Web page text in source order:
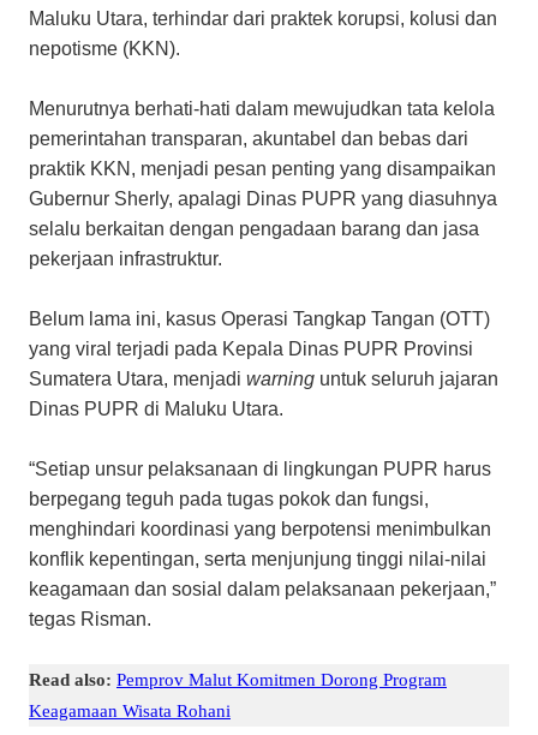
Maluku Utara, terhindar dari praktek korupsi, kolusi dan
nepotisme (KKN).
Menurutnya berhati-hati dalam mewujudkan tata kelola
pemerintahan transparan, akuntabel dan bebas dari
praktik KKN, menjadi pesan penting yang disampaikan
Gubernur Sherly, apalagi Dinas PUPR yang diasuhnya
selalu berkaitan dengan pengadaan barang dan jasa
pekerjaan infrastruktur.
Belum lama ini, kasus Operasi Tangkap Tangan (OTT)
yang viral terjadi pada Kepala Dinas PUPR Provinsi
Sumatera Utara, menjadi warning untuk seluruh jajaran
Dinas PUPR di Maluku Utara.
“Setiap unsur pelaksanaan di lingkungan PUPR harus
berpegang teguh pada tugas pokok dan fungsi,
menghindari koordinasi yang berpotensi menimbulkan
konflik kepentingan, serta menjunjung tinggi nilai-nilai
keagamaan dan sosial dalam pelaksanaan pekerjaan,”
tegas Risman.
Read also: Pemprov Malut Komitmen Dorong Program
Keagamaan Wisata Rohani